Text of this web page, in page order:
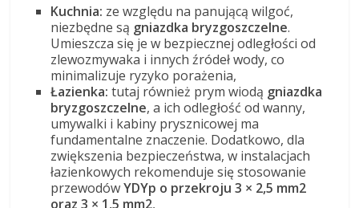
Kuchnia: ze względu na panującą wilgoć,
niezbędne są gniazdka bryzgoszczelne.
Umieszcza się je w bezpiecznej odległości od
zlewozmywaka i innych źródeł wody, co
minimalizuje ryzyko porażenia,
Łazienka: tutaj również prym wiodą gniazdka
bryzgoszczelne, a ich odległość od wanny,
umywalki i kabiny prysznicowej ma
fundamentalne znaczenie. Dodatkowo, dla
zwiększenia bezpieczeństwa, w instalacjach
łazienkowych rekomenduje się stosowanie
przewodówYDYp o przekroju 3 × 2,5 mm2
oraz 3 × 1,5 mm2,